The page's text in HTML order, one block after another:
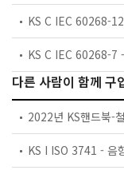
다른 사람이 함께 구
2022년 KS핸드북-